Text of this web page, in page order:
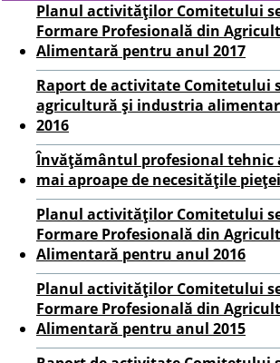
Planul activităților Comitetului
Formare Profesională din
Alimentară pentru anul 2017
Raport de activitate Comitetului
agricultură și industria
2016
Învățământul profesional tehnic
mai aproape de necesitățile
Planul activităților Comitetului
Formare Profesională din
Alimentară pentru anul 2016
Planul activităților Comitetului
Formare Profesională din
Alimentară pentru anul 2015